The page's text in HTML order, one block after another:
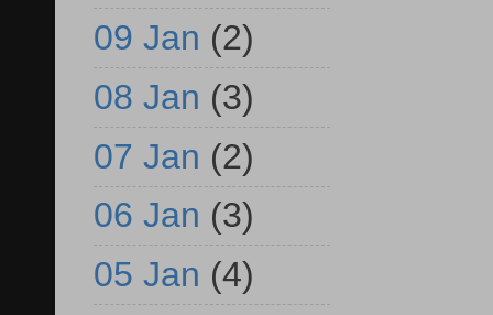
09 Jan (2)
08 Jan (3)
07 Jan (2)
06 Jan (3)
05 Jan (4)